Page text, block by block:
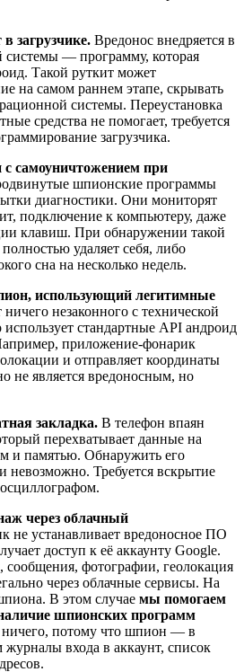
загрузчике. Вредонос внедряется в
системы — программу, которая
Такой руткит может
на самом раннем этапе, скрывать
системы. Переустановка
средства не помогает, требуется
загрузчика.
самоуничтожением при
шпионские программы
диагностики. Они мониторят
подключение к компьютеру, даже
клавиш. При обнаружении такой
удаляет себя, либо
сна на несколько недель.
использующий легитимные
незаконного с технической
стандартные API андроид
приложение-фонарик
и отправляет координаты
не является вредоносным, но
закладка. В телефон впаян
перехватывает данные на
и памятью. Обнаружить его
Требуется вскрытие
через облачный
не устанавливает вредоносное ПО
доступ к её аккаунту Google.
фотографии, геолокация
через облачные сервисы. На
В этом случае мы помогаем
шпионских программ
ничего, потому что шпион — в
входа в аккаунт, список